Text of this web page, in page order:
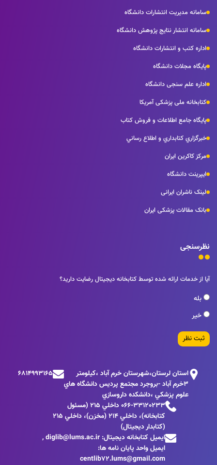
انتشارات دانشگاه
نتايج پژوهش دانشگاه
و انتشارات دانشگاه
دانشگاه
سنجی دانشگاه
ملی پزشکی آمریکا
اطلاعات و فروش كتاب
و اطلاع رساني
ایران
ایرانی
پزشکی ایران
ارائه شده توسط کتابخانه دیجیتال رضایت دارید؟
لرستان،شهرستان خرم آباد ،كيلومتر
3خرم آباد -بروجرد مجتمع پرديس دانشگاه هاي
پزشكي ،دانشكده داروسازي
6814993165
066-33120233 داخلي 215 (مسئول
كتابخانه)، داخلي 214 (مخزن)، داخلي 215
(کتابدار دیجیتال)
ایمیل کتابخانه دیجیتال: diglib@lums.ac.ir ,
ایمیل واحد پایان نامه ها:
centlib72.lums@gmail.com